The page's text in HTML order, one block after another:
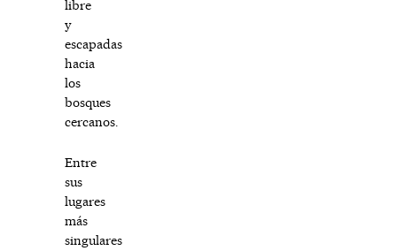
libre
y
escapadas
hacia
los
bosques
cercanos.
Entre
sus
lugares
más
singulares